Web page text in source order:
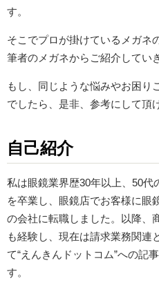
す。
そこでプロが掛けているメガネ
筆者のメガネからご紹介してい
もし、同じような悩みやお困り
でしたら、是非、参考にして頂
自己紹介
私は眼鏡業界歴30年以上、50代
を卒業し、眼鏡店でお客様に眼
の会社に転職しました。以降、
も経験し、現在は請求業務関連
て“えんきんドットコム”への記
す。